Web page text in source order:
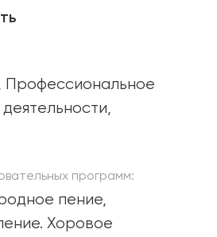
Профессиональное
программ:
пение,
Хоровое